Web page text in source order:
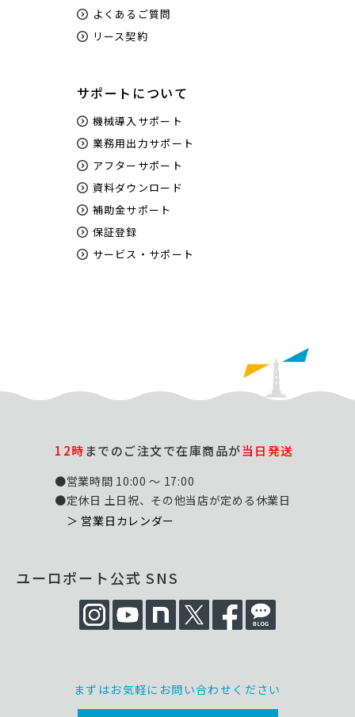
よくあるご質問
リース契約
サポートについて
機械導入サポート
業務用出力サポート
アフターサポート
資料ダウンロード
補助金サポート
保証登録
サービス・サポート
12時までのご注文で在庫商品が当日発送
●営業時間 10:00 ～ 17:00
●定休日 土日祝、その他当店が定める休業日
＞ 営業日カレンダー
ユーロポート公式 SNS
まずはお気軽にお問い合わせください